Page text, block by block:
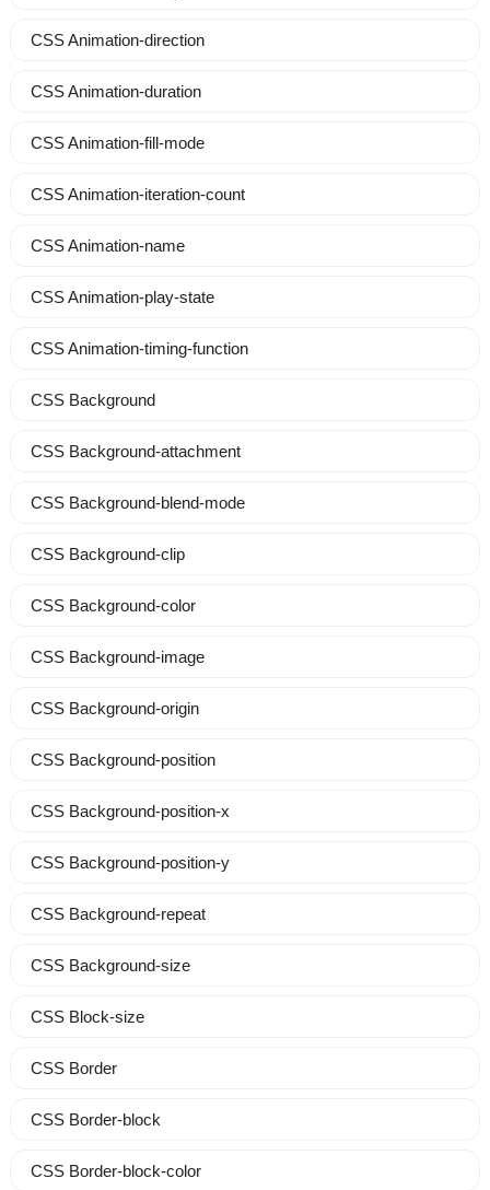
CSS Animation-direction
CSS Animation-duration
CSS Animation-fill-mode
CSS Animation-iteration-count
CSS Animation-name
CSS Animation-play-state
CSS Animation-timing-function
CSS Background
CSS Background-attachment
CSS Background-blend-mode
CSS Background-clip
CSS Background-color
CSS Background-image
CSS Background-origin
CSS Background-position
CSS Background-position-x
CSS Background-position-y
CSS Background-repeat
CSS Background-size
CSS Block-size
CSS Border
CSS Border-block
CSS Border-block-color